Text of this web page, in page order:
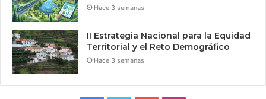
Hace 3 semanas
II Estrategia Nacional para la Equidad
Territorial y el Reto Demográfico
Hace 3 semanas